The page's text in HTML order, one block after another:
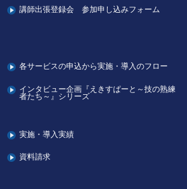
講師出張登録会 参加申し込みフォーム
各サービスの申込から実施・導入のフロー
インタビュー企画『えきすぱーと～技の熟練
者たち～』シリーズ
実施・導入実績
資料請求